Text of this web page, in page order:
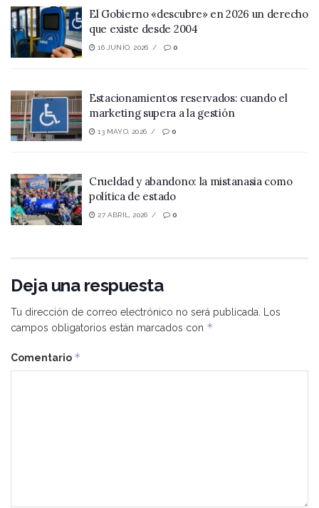
El Gobierno «descubre» en 2026 un derecho
que existe desde 2004
16 JUNIO, 2026 0
Estacionamientos reservados: cuando el
marketing supera a la gestión
13 MAYO, 2026 0
Crueldad y abandono: la mistanasia como
política de estado
27 ABRIL, 2026 0
Deja una respuesta
Tu dirección de correo electrónico no será publicada.
Los
campos obligatorios están marcados con *
Comentario *